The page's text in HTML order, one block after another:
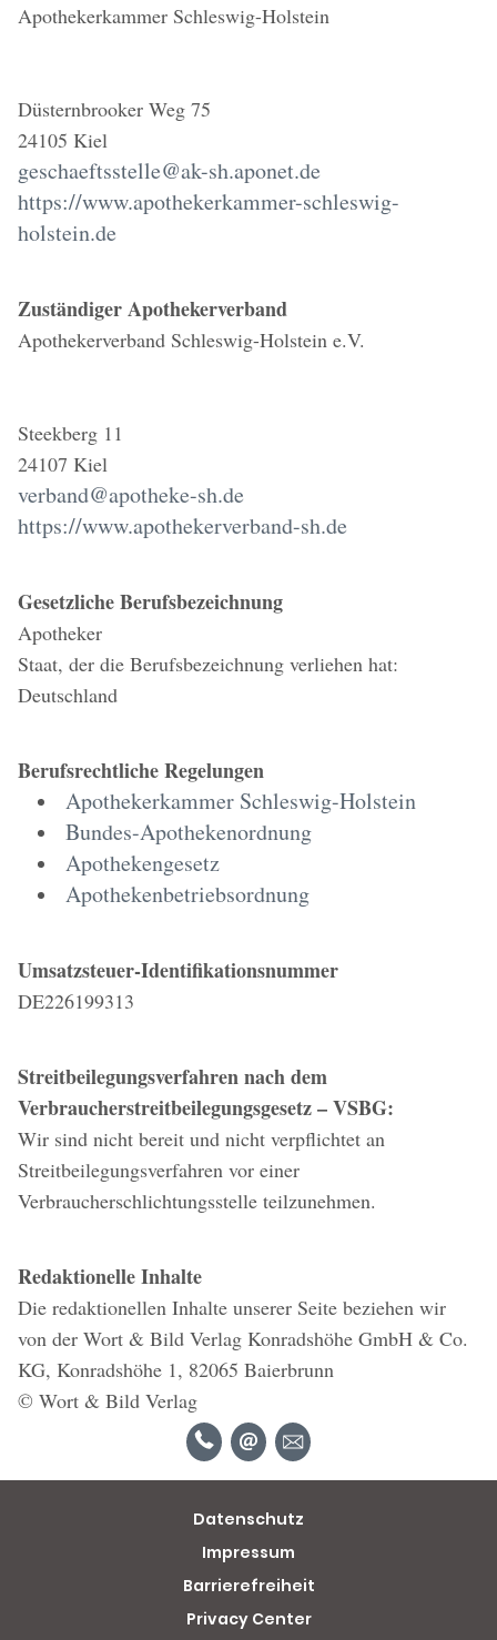
Apothekerkammer Schleswig-Holstein
Düsternbrooker Weg 75
24105 Kiel
geschaeftsstelle@ak-sh.aponet.de
https://www.apothekerkammer-schleswig-
holstein.de
Zuständiger Apothekerverband
Apothekerverband Schleswig-Holstein e.V.
Steekberg 11
24107 Kiel
verband@apotheke-sh.de
https://www.apothekerverband-sh.de
Gesetzliche Berufsbezeichnung
Apotheker
Staat, der die Berufsbezeichnung verliehen hat:
Deutschland
Berufsrechtliche Regelungen
Apothekerkammer Schleswig-Holstein
Bundes-Apothekenordnung
Apothekengesetz
Apothekenbetriebsordnung
Umsatzsteuer-Identifikationsnummer
DE226199313
Streitbeilegungsverfahren nach dem
Verbraucherstreitbeilegungsgesetz – VSBG:
Wir sind nicht bereit und nicht verpflichtet an
Streitbeilegungsverfahren vor einer
Verbraucherschlichtungsstelle teilzunehmen.
Redaktionelle Inhalte
Die redaktionellen Inhalte unserer Seite beziehen wir
von der Wort & Bild Verlag Konradshöhe GmbH & Co.
KG, Konradshöhe 1, 82065 Baierbrunn
© Wort & Bild Verlag
Datenschutz
Impressum
Barrierefreiheit
Privacy Center